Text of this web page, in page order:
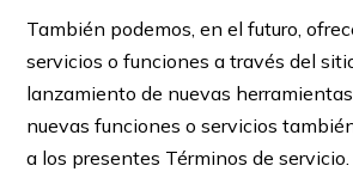
También podemos, en el futuro,
servicios o funciones a través del
lanzamiento de nuevas
nuevas funciones o servicios
a los presentes Términos de servicio.